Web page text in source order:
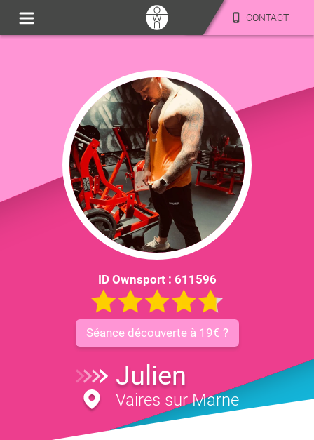
CONTACT
ID Ownsport : 611596
Séance découverte à 19€ ?
Julien
Vaires sur Marne